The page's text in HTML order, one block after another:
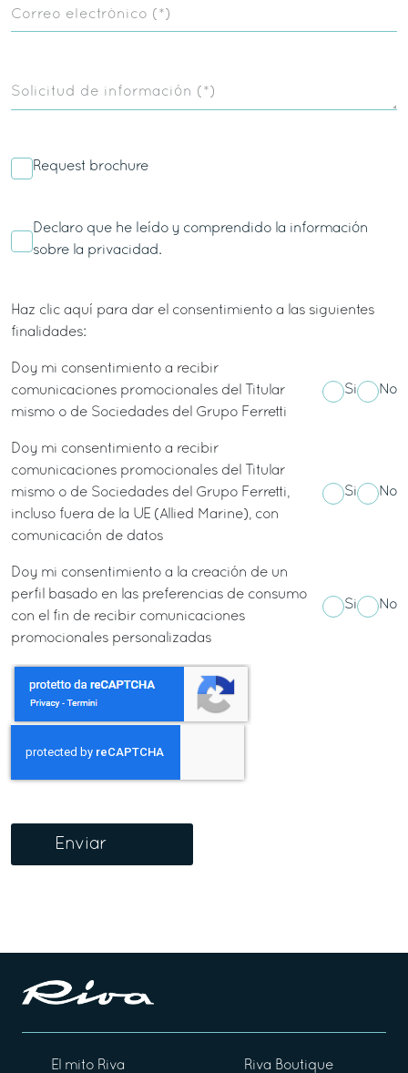
Correo electrónico (*)
Solicitud de información (*)
Request brochure
Declaro que he leído y comprendido la información
sobre la privacidad.
Haz clic aquí para dar el consentimiento a las siguientes
finalidades:
Doy mi consentimiento a recibir
comunicaciones promocionales del Titular
mismo o de Sociedades del Grupo Ferretti
Si No
Doy mi consentimiento a recibir
comunicaciones promocionales del Titular
mismo o de Sociedades del Grupo Ferretti,
incluso fuera de la UE (Allied Marine), con
comunicación de datos
Si No
Doy mi consentimiento a la creación de un
perfil basado en las preferencias de consumo
con el fin de recibir comunicaciones
promocionales personalizadas
Si No
Enviar
El mito Riva Riva Boutique